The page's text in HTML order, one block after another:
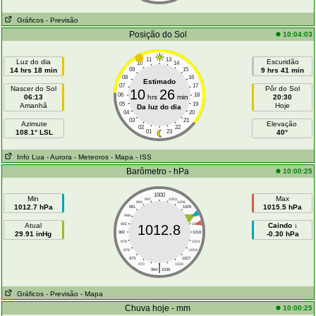
Gráficos - Previsão
Posição do Sol 10:04:03
Luz do dia
14 hrs 18 min
Nascer do Sol
06:13
Amanhã
Azimute
108.1° LSL
11 13
10
14
09
15
08
16
07
17
06
18
05
19
04
20
03
21
02
22
01 23
Estimado
10 hrs 26 min
Da luz do dia
Escuridão
9 hrs 41 min
Pôr do Sol
20:30
Hoje
Elevação
40°
Info Lua - Aurora - Meteoros - Mapa - ISS
Barômetro - hPa 10:00:25
Min
1012.7 hPa
Atual
29.91 inHg
1000
997 1003
994
1006
991
1009
988
1012
985
1015
982
1018
979
1021
976
1024
973
1027
970
1030
|
964 1036
1012.8
Max
1015.5 hPa
Caindo ↓
-0.30 hPa
Gráficos - Previsão - Mapa
Chuva hoje - mm 10:00:25